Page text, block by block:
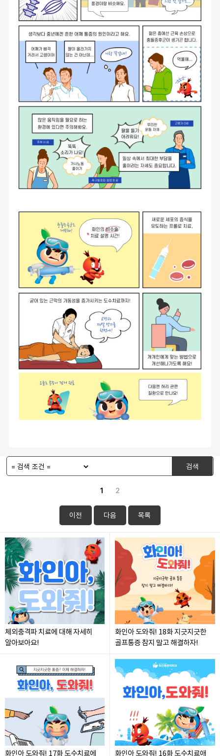
검색
1 2
이전 다음 목록
체외충격파 치료에 대해 자세히
알아보아요!
화인아 도와줘! 18화 지긋지긋한
골프통증 참지 말고 해결하자!
화인아 도와줘! 17화 도수치료에 화인아 도와줘! 16화 도수치료애